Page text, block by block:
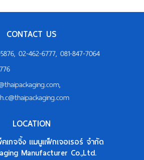
CONTACT US
02-462-6777, 081-847-7064
,
LOCATION
เกจจิ้ง แมนูแฟ็กเจอเรอร์ จำกัด
Manufacturer Co.,Ltd.